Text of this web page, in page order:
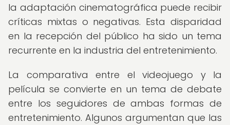
la adaptación cinematográfica puede recibir
críticas mixtas o negativas. Esta disparidad
en la recepción del público ha sido un tema
recurrente en la industria del entretenimiento.
La comparativa entre el videojuego y la
película se convierte en un tema de debate
entre los seguidores de ambas formas de
entretenimiento. Algunos argumentan que las